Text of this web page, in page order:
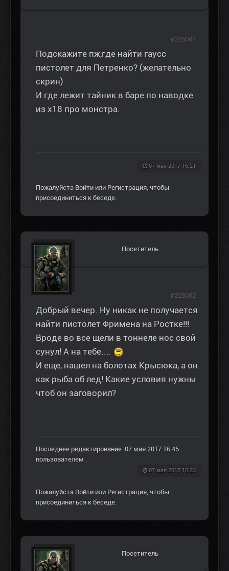
Подскажите пж,где найти гаусс
пистолет для Петренко? (желательно
скрин)
И где лежит тайник в баре по наводке
из х18 про монстра.
07 мая 2017 16:21
#225001
Пожалуйста Войти или Регистрация , чтобы
присоединиться к беседе.
Посетитель
Добрый вечер. Ну никак не получается
найти пистолет Фримена на Ростке!!!
Вроде во все щели в тоннеле нос свой
сунул! А на тебе....
И еще, нашел на болотах Крысюка, а он
как рыба об лед! Какие условия нужны
чтоб он заговорил?
Последнее редактирование: 07 мая 2017 16:45
пользователем
07 мая 2017 16:23
#225002
Пожалуйста Войти или Регистрация , чтобы
присоединиться к беседе.
Посетитель